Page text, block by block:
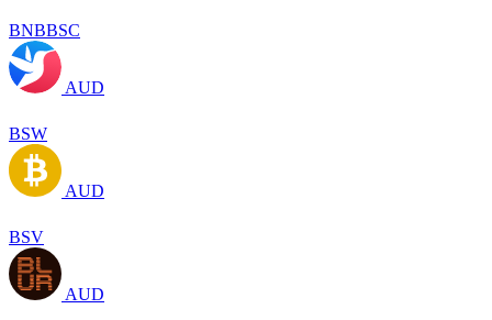
BNBBSC
AUD
BSW
AUD
BSV
AUD